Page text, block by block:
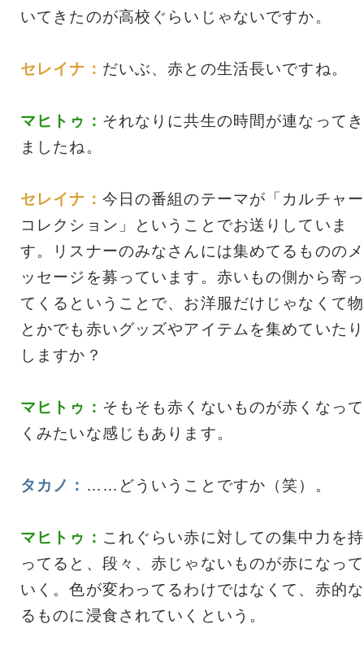
いてきたのが高校ぐらいじゃないですか。
セレイナ： だいぶ、赤との生活長いですね。
マヒトゥ： それなりに共生の時間が連なってき
ましたね。
セレイナ： 今日の番組のテーマが「カルチャー
コレクション」ということでお送りしていま
す。リスナーのみなさんには集めてるもののメ
ッセージを募っています。赤いもの側から寄っ
てくるということで、お洋服だけじゃなくて物
とかでも赤いグッズやアイテムを集めていたり
しますか？
マヒトゥ： そもそも赤くないものが赤くなって
くみたいな感じもあります。
タカノ： ……どういうことですか（笑）。
マヒトゥ： これぐらい赤に対しての集中力を持
ってると、段々、赤じゃないものが赤になって
いく。色が変わってるわけではなくて、赤的な
るものに浸食されていくという。